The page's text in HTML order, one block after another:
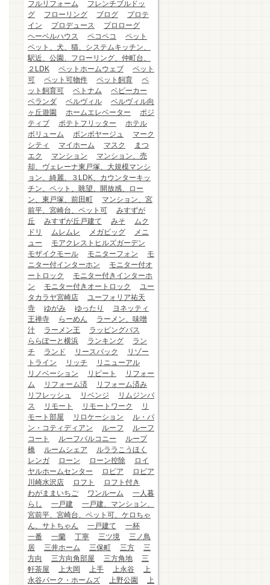
フルリフォーム
フレンチブルドッ
グ
フローリング ブログ
プロテ
イン
プロデュース
プロローグ
ヘーベルハウス
ペコペコ
ペット
ペット、犬、猫、システムキッチン、
駅近、公園、フローリング、仲町台、
２LDK
ペットホームウェブ
ペット
可
ペット可物件 ペット飼育
ペ
ット飼育可
ベトナム
ベビーカー
ベランダ
ベルヴィル
ベルヴィル向
ヶ丘遊園
ホームエレベーター
ポジ
ティブ
ポテトフリッター
ホテル
ボリューム
ボンボヤージュ
マーク
シティ
マイホーム マスク
まつ
エク
マンション
マンション、売
却、ヴェレーナ東戸塚、大規模マンシ
ョン、綺麗、３LDK、カウンターキッ
チン、ペット、眺望、開放感、ロー
ン、東戸塚、前田町
マンション、宮
前平、宮崎台、ペット可
みすずが
丘
みすずが丘戸建て みそ
ムク
ドリ
ムレムレ メガビッグ
メニ
ュー
モアクレストヒルズガーデン
モザイクモール
モニターフォン
モ
ニター付インターホン
モニター付オ
ートロック
モニター付きインターホ
ン
モニター付きオートロック
ユー
タカラヤ宮崎店
ユーフォリア祐天
寺
ゆがみ ゆったり
ヨネッティ
王禅寺
らーめん
ラーメン、味噌
汁
ラーメン王
ラッピングバス
ららぽーと横浜
ランキング
ラン
チ
ランド リースバック
リゾー
トライン
リッチ
リニューアル
リノベーション
リピート
リフォー
ム
リフォーム済
リフォーム済み
リフレッシュ
リベンジ
リムジンバ
ス
リモート リモートワーク
リ
モート部屋
リロケーション
ル・パ
ン・コティディアン
ルーフ
ルーフ
コート
ルーフバルコニー
ループ
橋
ルームシェア
ルララこうほく
レンガ
ローン ローン控除
ロイ
ヤルホームセンター
ロピア
ロピア
川崎水沢店
ロフト
ロフト付き
わがままいちご
ワンルーム
一人暮
らし
一戸建
一戸建、マンション、
宮前平、宮崎台、ペット可、ケロちゃ
ん、サトちゃん
一戸建て
一杯
一番
一蘭 丁寧 三ツ境
三ノ鳥
居
三井ホーム 三保町 三方
三
方向
三方向角部屋 三方角地
三
軒茶屋
上大岡 上手 上永谷
上
永谷パーク・ホームズ
上野公園
上